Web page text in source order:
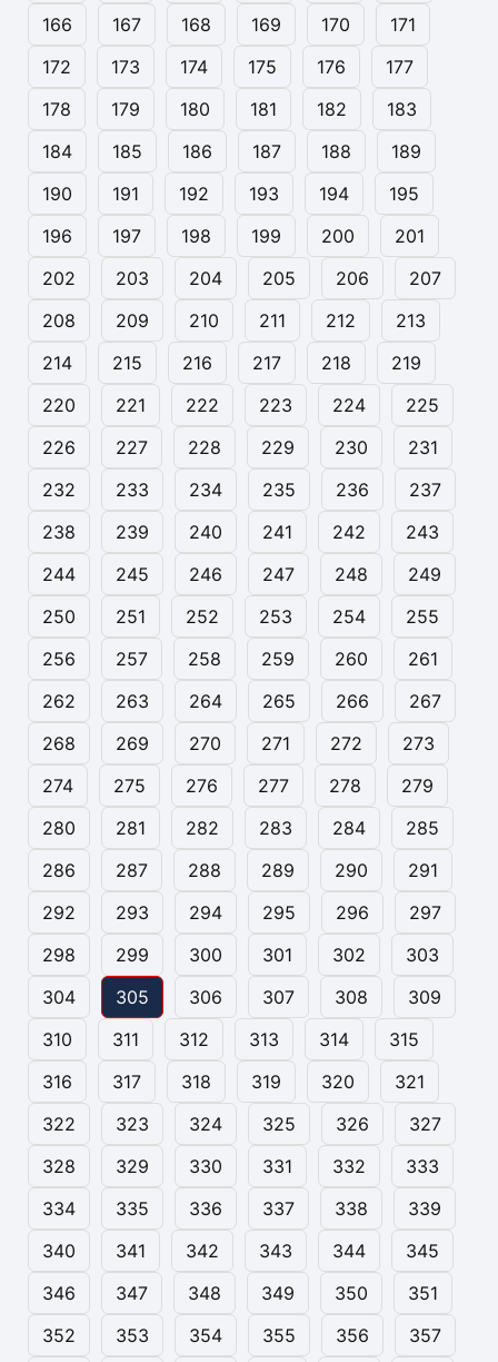
166
167 168 169 170
171
172
173 174 175 176
177
178
179 180 181 182
183
184
185 186 187 188
189
190
191 192 193 194
195
196
197 198 199 200
201
202
203 204 205 206
207
208
209 210 211 212
213
214
215 216 217 218
219
220
221 222 223 224
225
226
227 228 229 230
231
232
233 234 235 236
237
238
239 240 241 242
243
244
245 246 247 248
249
250
251 252 253 254
255
256
257 258 259 260
261
262
263 264 265 266
267
268
269 270 271 272
273
274
275 276 277 278
279
280
281 282 283 284
285
286
287 288 289 290
291
292
293 294 295 296
297
298
299 300 301 302
303
304
305 306 307 308
309
310
311 312 313 314
315
316
317 318 319 320
321
322
323 324 325 326
327
328
329 330 331 332
333
334
335 336 337 338
339
340
341 342 343 344
345
346
347 348 349 350
351
352
353 354 355 356 357